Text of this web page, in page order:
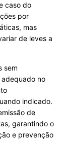
caso do
por
mas
de leves a
sem
no
indicado.
de
garantindo o
e prevenção